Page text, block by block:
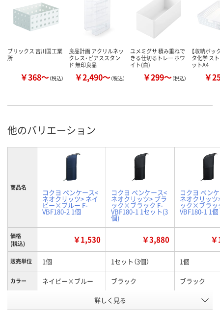
ブリックス 吉川国工業
所
￥368～（税込）
良品計画 アクリルネッ
クレス・ピアススタン
ド 無印良品
￥2,490～（税込）
ユメミグサ 積み重ねで
きる仕切るトレー ホワ
イト(白)
￥299～（税込）
【収納ボッ
タ化学 ス
ットA4
￥
他のバリエーション
商品名
コクヨ ペンケース<
ネオクリッツ> ネイ
ビー×ブルー F-
VBF180-2 1個
コクヨ ペンケース<
ネオクリッツ> ブラ
ック×ブラック F-
VBF180-1 1セット(3
個)
コクヨ ペン
ネオクリッツ
ック×ブラッ
VBF180-1 1個
価格
(税込)
￥1,530 ￥3,880
販売単位 1個 1セット（3個） 1個
カラー ネイビー×ブルー ブラック ブラック
R528683 EP00079
詳しく見る